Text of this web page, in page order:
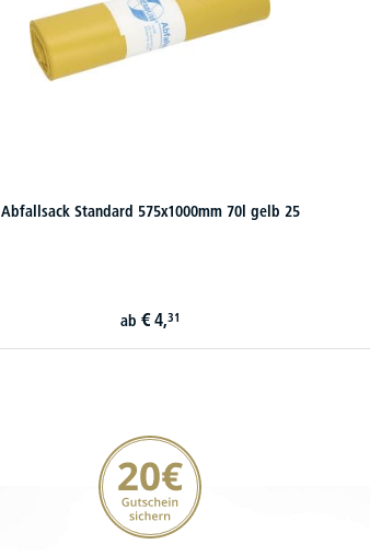
Abfallsack Standard 575x1000mm 70l gelb 25
ab € 4,31
20€ Gutschein sichern